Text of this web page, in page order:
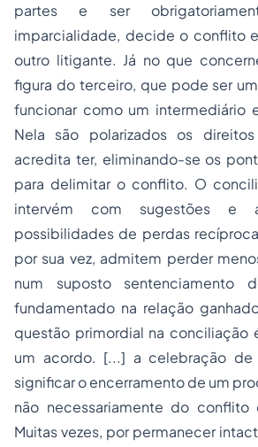
partes e ser
imparcialidade, decide o conflito
outro litigante. Já no que
figura do terceiro, que pode ser
funcionar como um intermediário
Nela são polarizados os
acredita ter, eliminando-se os
para delimitar o conflito. O
intervém com sugestões e
possibilidades de perdas
por sua vez, admitem perder
num suposto sentenciamento
fundamentado na relação
questão primordial na conciliação
um acordo. [...] a celebração
significar o encerramento de um
não necessariamente do conflito
Muitas vezes, por permanecer